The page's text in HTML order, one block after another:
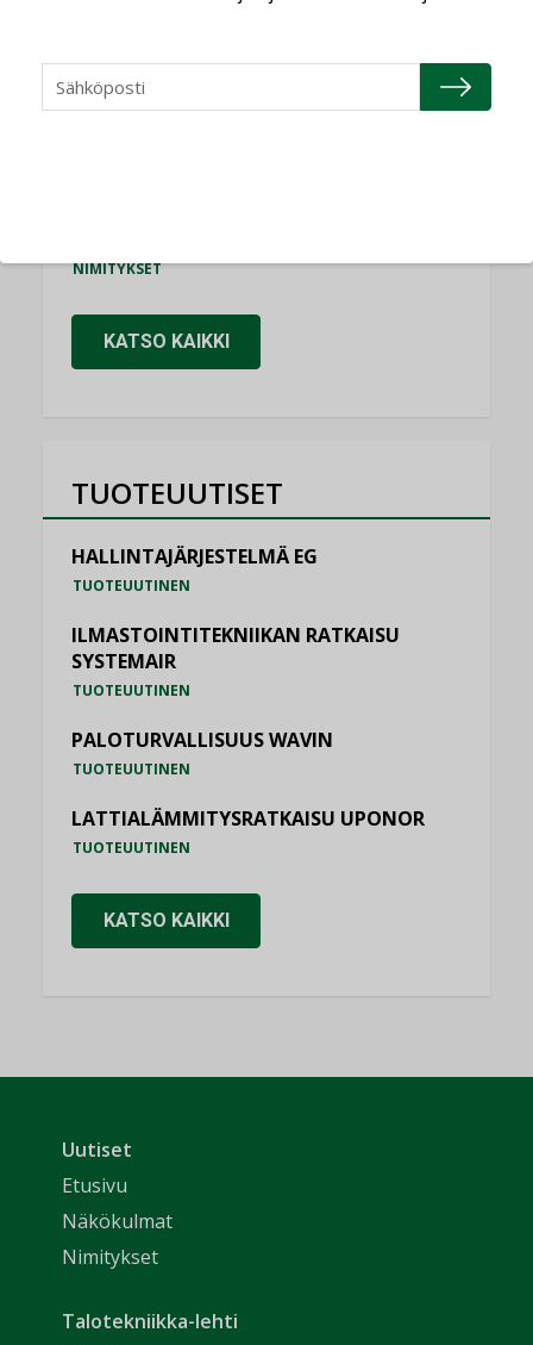
Refair
NIMITYKSET
NIMITYKSET
KATSO KAIKKI
TUOTEUUTISET
HALLINTAJÄRJESTELMÄ EG
TUOTEUUTINEN
ILMASTOINTITEKNIIKAN RATKAISU
SYSTEMAIR
TUOTEUUTINEN
PALOTURVALLISUUS WAVIN
TUOTEUUTINEN
LATTIALÄMMITYSRATKAISU UPONOR
TUOTEUUTINEN
KATSO KAIKKI
Uutiset
Etusivu
Näkökulmat
Nimitykset
Talotekniikka-lehti